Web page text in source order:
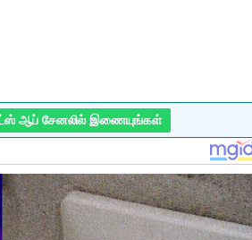
ஆப் சேனலில் இணையுங்கள்